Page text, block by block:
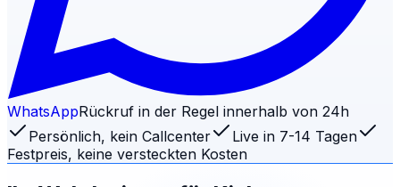
WhatsAppRückruf in der Regel innerhalb von 24h
Persönlich, kein Callcenter
Live in 7-14 Tagen
Festpreis, keine versteckten Kosten